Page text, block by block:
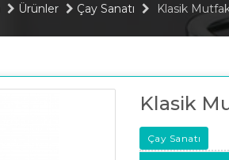
Ürünler Çay Sanatı Klasik
Klasik
Çay Sanatı